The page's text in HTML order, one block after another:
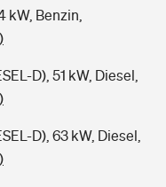
kW, Benzin,
D), 51 kW, Diesel,
D), 63 kW, Diesel,